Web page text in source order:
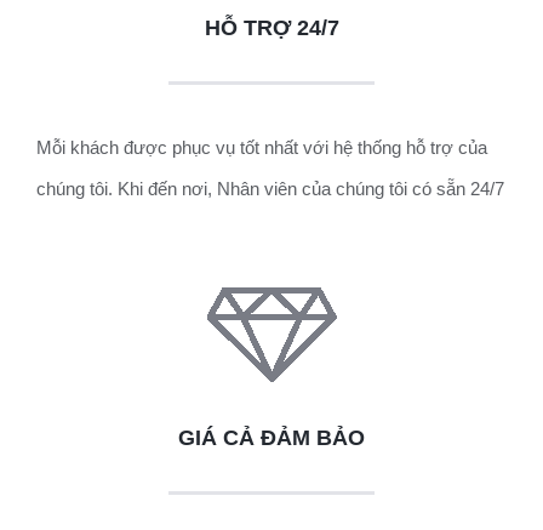
HỖ TRỢ 24/7
Mỗi khách được phục vụ tốt nhất với hệ thống hỗ trợ của
chúng tôi. Khi đến nơi, Nhân viên của chúng tôi có sẵn 24/7
GIÁ CẢ ĐẢM BẢO